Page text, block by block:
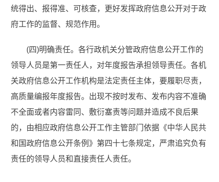
统得出、报得准、可核查，更好发挥政府信息公开对于政
府工作的监督、规范作用。
(四)明确责任。各行政机关分管政府信息公开工作的
领导人员是第一责任人，对年度报告承担领导责任。各机
关政府信息公开工作机构是法定责任主体，要履职尽责，
高质量编报年度报告。出现不按时发布、发布内容不准确
不全面或者内容雷同、敷衍塞责等问题并造成不良后果
的，由相应政府信息公开工作主管部门依据《中华人民共
和国政府信息公开条例》第四十七条规定，严肃追究负有
责任的领导人员和直接责任人责任。